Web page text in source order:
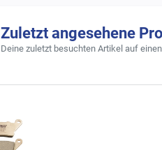
Zuletzt angesehene
Deine zuletzt besuchten Artikel auf